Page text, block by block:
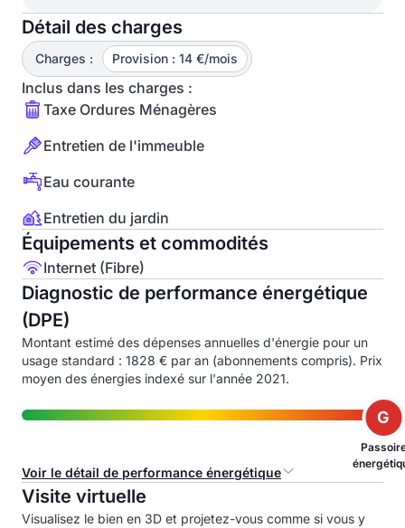
Détail des charges
Charges : Provision : 14 €/mois
Inclus dans les charges :
Taxe Ordures Ménagères
Entretien de l'immeuble
Eau courante
Entretien du jardin
Équipements et commodités
Internet (Fibre)
Diagnostic de performance énergétique
(DPE)
Montant estimé des dépenses annuelles d'énergie pour un
usage standard : 1828 € par an (abonnements compris). Prix
moyen des énergies indexé sur l'année 2021.
G
Voir le détail de performance énergétique
Consommation d'énergie primaire (CEP)
Visite virtuelle
Visualisez le bien en 3D et projetez-vous comme si vous y